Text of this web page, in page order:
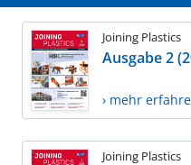
Joining Plastics
Ausgabe 2
› mehr
Joining Plastics